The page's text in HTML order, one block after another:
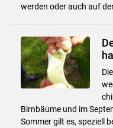
werden oder auch auf
Birnbäume und im
Sommer gilt es, speziell